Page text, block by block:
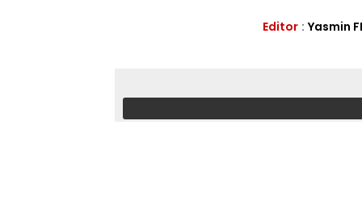
Editor : Yasmin